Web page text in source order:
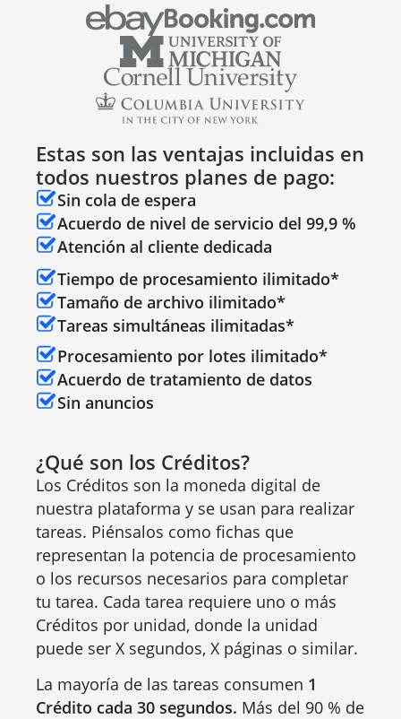
Estas son las ventajas incluidas en
todos nuestros planes de pago:
Sin cola de espera
Acuerdo de nivel de servicio del 99,9 %
Atención al cliente dedicada
Tiempo de procesamiento ilimitado*
Tamaño de archivo ilimitado*
Tareas simultáneas ilimitadas*
Procesamiento por lotes ilimitado*
Acuerdo de tratamiento de datos
Sin anuncios
¿Qué son los Créditos?
Los Créditos son la moneda digital de
nuestra plataforma y se usan para realizar
tareas. Piénsalos como fichas que
representan la potencia de procesamiento
o los recursos necesarios para completar
tu tarea. Cada tarea requiere uno o más
Créditos por unidad, donde la unidad
puede ser X segundos, X páginas o similar.
La mayoría de las tareas consumen 1
Crédito cada 30 segundos. Más del 90 % de